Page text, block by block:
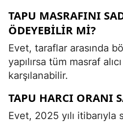
TAPU MASRAFINI
ÖDEYEBILIR MI?
Evet, taraflar arasında
yapılırsa tüm masraf
karşılanabilir.
TAPU HARCI ORANI
Evet, 2025 yılı itibarıyla